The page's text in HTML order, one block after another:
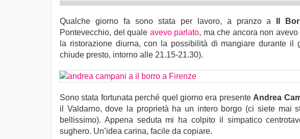
Qualche giorno fa sono stata per lavoro, a pranzo a Il
Pontevecchio, del quale avevo parlato, ma che ancora non
la ristorazione diurna, con la possibilità di mangiare durante
chiude presto, intorno alle 21.15-21.30).
Sono stata fortunata perché quel giorno era presente Andrea
il Valdarno, dove la proprietà ha un intero borgo (ci siete mai
bellissimo). Appena seduta mi ha colpito il simpatico
sughero. Un’idea carina, facile da copiare.